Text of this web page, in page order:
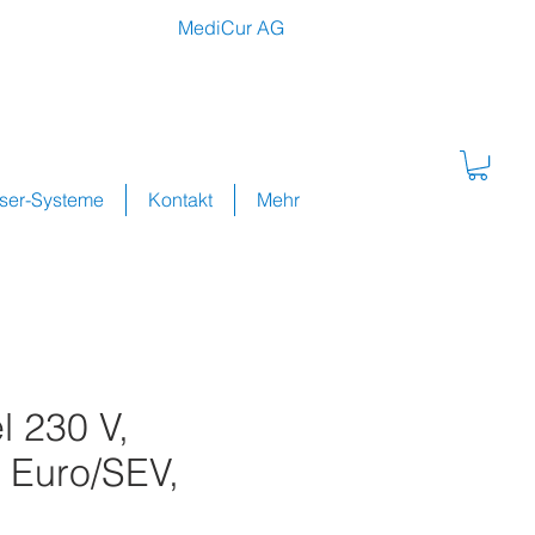
Systeme Kontakt Mehr
MediCur AG
230 V,
SEV,